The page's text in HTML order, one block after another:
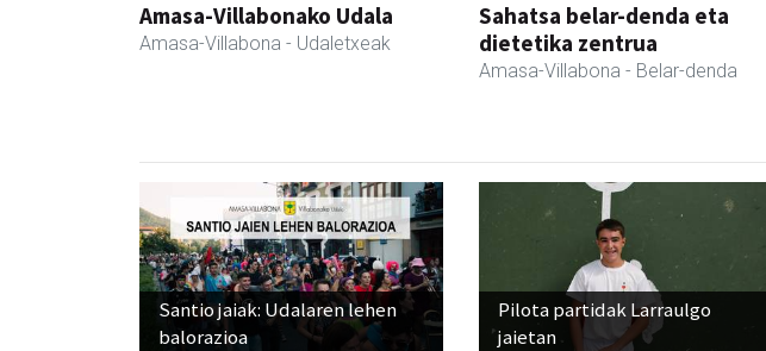
Amasa-Villabonako Udala
Amasa-Villabona - Udaletxeak
Sahatsa belar-denda eta
dietetika zentrua
Amasa-Villabona - Belar-denda
Santio jaiak: Udalaren lehen
balorazioa
Pilota partidak Larraulgo
jaietan